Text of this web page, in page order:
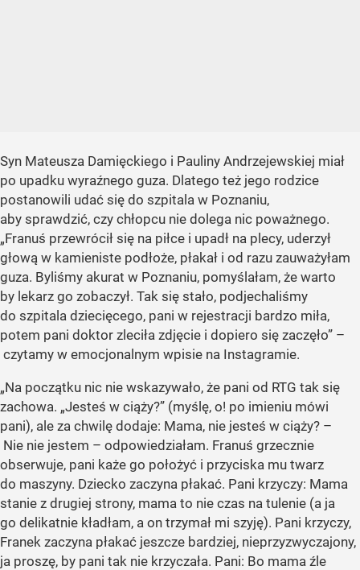
Syn Mateusza Damięckiego i Pauliny Andrzejewskiej miał
po upadku wyraźnego guza. Dlatego też jego rodzice
postanowili udać się do szpitala w Poznaniu,
aby sprawdzić, czy chłopcu nie dolega nic poważnego.
„Franuś przewrócił się na piłce i upadł na plecy, uderzył
głową w kamieniste podłoże, płakał i od razu zauważyłam
guza. Byliśmy akurat w Poznaniu, pomyślałam, że warto
by lekarz go zobaczył. Tak się stało, podjechaliśmy
do szpitala dziecięcego, pani w rejestracji bardzo miła,
potem pani doktor zleciła zdjęcie i dopiero się zaczęło” –
czytamy w emocjonalnym wpisie na Instagramie.
„Na początku nic nie wskazywało, że pani od RTG tak się
zachowa. „Jesteś w ciąży?” (myślę, o! po imieniu mówi
pani), ale za chwilę dodaje: Mama, nie jesteś w ciąży? –
Nie nie jestem – odpowiedziałam. Franuś grzecznie
obserwuje, pani każe go położyć i przyciska mu twarz
do maszyny. Dziecko zaczyna płakać. Pani krzyczy: Mama
stanie z drugiej strony, mama to nie czas na tulenie (a ja
go delikatnie kładłam, a on trzymał mi szyję). Pani krzyczy,
Franek zaczyna płakać jeszcze bardziej, nieprzyzwyczajony,
ja proszę, by pani tak nie krzyczała. Pani: Bo mama źle